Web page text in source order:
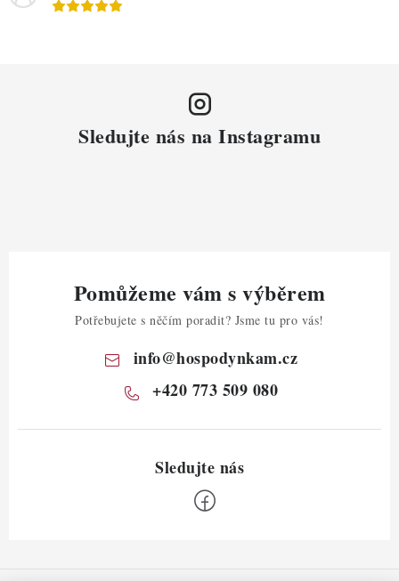
Sledujte nás na Instagramu
Pomůžeme vám s výběrem
Potřebujete s něčím poradit? Jsme tu pro vás!
info@hospodynkam.cz
+420 773 509 080